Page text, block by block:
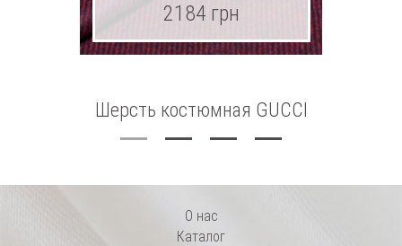
Шерсть костюмная GUCCI
2184 грн
О нас
Каталог